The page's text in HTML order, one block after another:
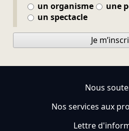
un organisme
une
un spectacle
Je
Nous
Nos services aux
Lettre